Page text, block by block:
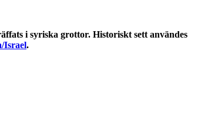
i syriska grottor. Historiskt sett användes
Israel.